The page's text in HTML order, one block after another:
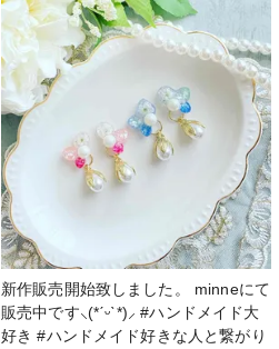
新作販売開始致しました。 minneにて
販売中です⸜(*ˊᵕˋ*)⸝‬ #ハンドメイド大
好き #ハンドメイド好きな人と繋がり